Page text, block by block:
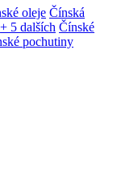
oleje Čínská
+ 5 dalších Čínské
pochutiny